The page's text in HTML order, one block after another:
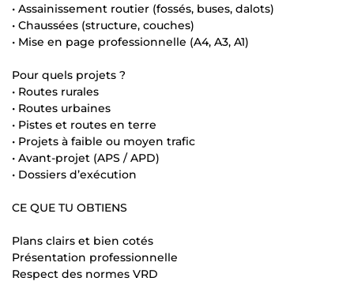
• Assainissement routier (fossés, buses, dalots)
• Chaussées (structure, couches)
• Mise en page professionnelle (A4, A3, A1)
Pour quels projets ?
• Routes rurales
• Routes urbaines
• Pistes et routes en terre
• Projets à faible ou moyen trafic
• Avant-projet (APS / APD)
• Dossiers d’exécution
CE QUE TU OBTIENS
Plans clairs et bien cotés
Présentation professionnelle
Respect des normes VRD